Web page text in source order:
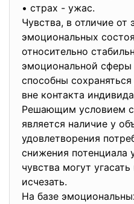
• страх - ужас.
Чувства, в отличие от
эмоциональных
относительно
эмоциональной сферы
способны
вне контакта
Решающим условием
является наличие у
удовлетворения
снижения потенциала
чувства могут
исчезать.
На базе